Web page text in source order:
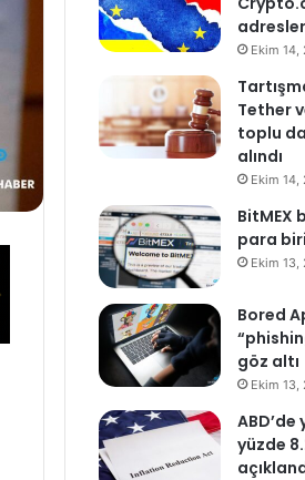
Ekim 14,
Tether
toplu
alındı
Ekim 14,
BitMEX
para
Ekim 13,
Bored
göz altı
Ekim 13,
ABD’de
yüzde